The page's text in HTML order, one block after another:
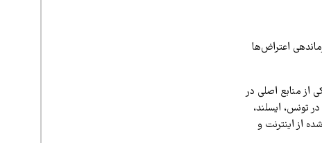
اعتراض‌ها
اثر «مانوئل کاستلز» یکی از منابع اصلی در
این زمینه است. کاستلز توجه ویژه‌ای به نقش شبکه‌های اجتماعی در جنبش‌هایی دارد که سال ۲۰۱۱ در تونس، ایسلند،
از اینترنت و